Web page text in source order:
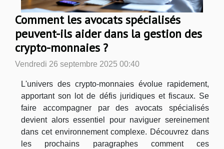
Comment les avocats spécialisés
peuvent-ils aider dans la gestion des
crypto-monnaies ?
Vendredi 26 septembre 2025 00:40
L'univers des crypto-monnaies évolue rapidement,
apportant son lot de défis juridiques et fiscaux. Se
faire accompagner par des avocats spécialisés
devient alors essentiel pour naviguer sereinement
dans cet environnement complexe. Découvrez dans
les prochains paragraphes comment ces